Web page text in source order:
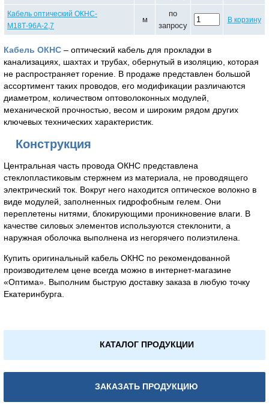
Кабель оптический ОКНС-
М18Т-96А-2,7
м
по
запросу
В корзину
Кабель ОКНС – оптический кабель для прокладки в
канализациях, шахтах и трубах, обернутый в изоляцию, которая
не распространяет горение. В продаже представлен большой
ассортимент таких проводов, его модификации различаются
диаметром, количеством оптоволоконных модулей,
механической прочностью, весом и широким рядом других
ключевых технических характеристик.
Конструкция
Центральная часть провода ОКНС представлена
стеклопластиковым стержнем из материала, не проводящего
электрический ток. Вокруг него находится оптическое волокно в
виде модулей, заполненных гидрофобным гелем. Они
переплетены нитями, блокирующими проникновение влаги. В
качестве силовых элементов используются стеклонити, а
наружная оболочка выполнена из негорячего полиэтилена.
Купить оригинальный кабель ОКНС по рекомендованной
производителем цене всегда можно в интернет-магазине
«Оптима». Выполним быструю доставку заказа в любую точку
Екатеринбурга.
КАТАЛОГ ПРОДУКЦИИ
ЗАКАЗАТЬ ПРОДУКЦИЮ